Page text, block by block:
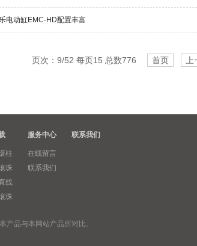
电动缸EMC-HD配置丰富
页次：9/52 每页15 总数776 首页
柱
珠
线
珠
服务中心
在线留言
联系我们
联系我们
产品与本网站产品所对比。